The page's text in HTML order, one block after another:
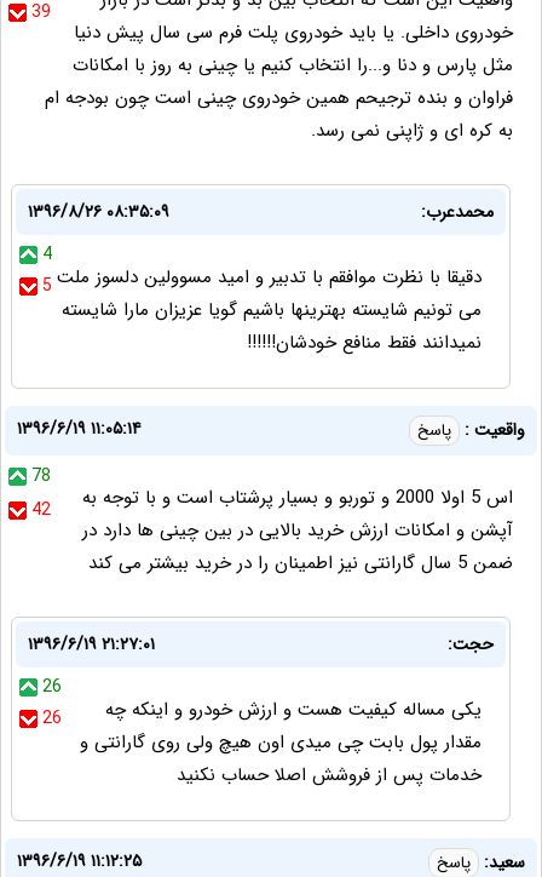
39
خودروی داخلی. یا باید خودروی پلت فرم سی سال پیش دنیا
مثل پارس و دنا و...را انتخاب کنیم یا چینی به روز با امکانات
فراوان و بنده ترجیحم همین خودروی چینی است چون بودجه ام
به کره ای و ژاپنی نمی رسد.
محمدعرب:
۱۳۹۶/۸/۲۶ ۰۸:۳۵:۰۹
4
5 دقیقا با نظرت موافقم با تدبیر و امید مسوولین دلسوز ملت
می تونیم شایسته بهترینها باشیم گویا عزیزان مارا شایسته
نمیدانند فقط منافع خودشان!!!!!!
واقعیت : پاسخ
۱۳۹۶/۶/۱۹ ۱۱:۰۵:۱۴
78
42
اس 5 اولا 2000 و توربو و بسیار پرشتاب است و با توجه به
آپشن و امکانات ارزش خرید بالایی در بین چینی ها دارد در
ضمن 5 سال گارانتی نیز اطمینان را در خرید بیشتر می کند
حجت:
۱۳۹۶/۶/۱۹ ۲۱:۲۷:۰۱
26
26
یکی مساله کیفیت هست و ارزش خودرو و اینکه چه
مقدار پول بابت چی میدی اون هیچ ولی روی گارانتی و
خدمات پس از فروشش اصلا حساب نکنید
سعید: پاسخ
۱۳۹۶/۶/۱۹ ۱۱:۱۲:۲۵